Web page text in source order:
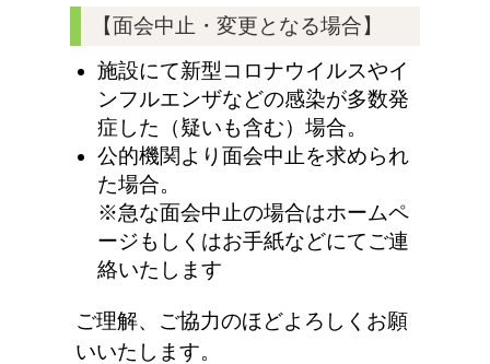
【面会中止・変更となる場合】
施設にて新型コロナウイルスやイ
ンフルエンザなどの感染が多数発
症した（疑いも含む）場合。
公的機関より面会中止を求められ
た場合。
※急な面会中止の場合はホームペ
ージもしくはお手紙などにてご連
絡いたします
ご理解、ご協力のほどよろしくお願
いいたします。